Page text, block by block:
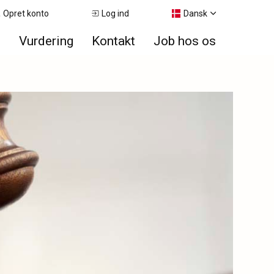
Vurdering Kontakt Job hos os
Opret konto Log ind Dansk